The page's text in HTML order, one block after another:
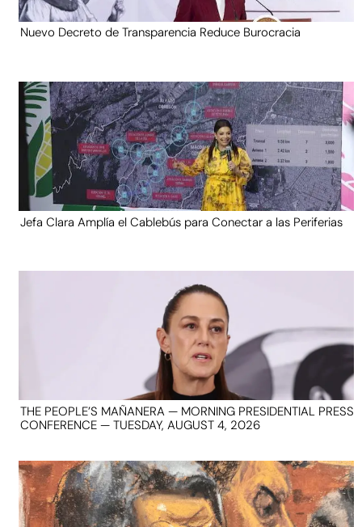
Nuevo Decreto de Transparencia Reduce Burocracia
Jefa Clara Amplía el Cablebús para Conectar a las Periferias
THE PEOPLE’S MAÑANERA — MORNING PRESIDENTIAL PRESS
CONFERENCE — TUESDAY, AUGUST 4, 2026